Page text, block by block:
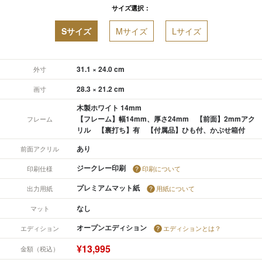
サイズ選択：
Sサイズ Mサイズ Lサイズ
外寸 31.1 × 24.0 cm
画寸 28.3 × 21.2 cm
フレーム
木製ホワイト 14mm
【フレーム】幅14mm、厚さ24mm 【前面】2mmアク
リル 【裏打ち】有 【付属品】ひも付、かぶせ箱付
前面アクリル あり
印刷仕様 ジークレー印刷 印刷について
出力用紙 プレミアムマット紙 用紙について
マット なし
エディション オープンエディション エディションとは？
金額（税込） ¥13,995